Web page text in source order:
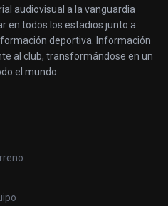
audiovisual a la vanguardia
en todos los estadios junto a
deportiva. Información
al club, transformándose en un
el mundo.